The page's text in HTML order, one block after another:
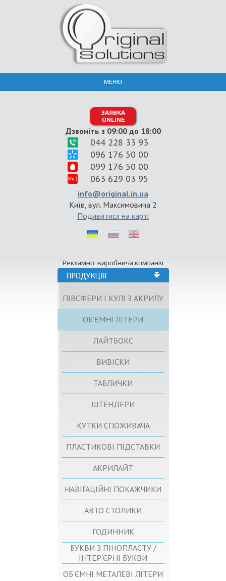
МЕНЮ
ЗАЯВКА
ONLINE
Дзвоніть з 09:00 до 18:00
044 228 33 93
096 176 50 00
099 176 50 00
063 629 03 95
info@original.in.ua
Київ, вул. Максимовича 2
Подивитися на карті
Рекламно-виробнича компанія
ПРОДУКЦІЯ
ПІВСФЕРИ І КУЛІ З АКРИЛУ
ОБ'ЄМНІ ЛІТЕРИ
ЛАЙТБОКС
ВИВІСКИ
ТАБЛИЧКИ
ШТЕНДЕРИ
КУТКИ СПОЖИВАЧА
ПЛАСТИКОВІ ПІДСТАВКИ
АКРИЛАЙТ
НАВІГАЦІЙНІ ПОКАЖЧИКИ
АВТО СТОЛИКИ
ГОДИННИК
БУКВИ З ПІНОПЛАСТУ /
ІНТЕР'ЄРНІ БУКВИ
ОБ'ЄМНІ МЕТАЛЕВІ ЛІТЕРИ